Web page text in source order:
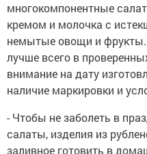
многокомпонентные
кремом и молочка с
немытые овощи и фрукты.
лучше всего в
внимание на дату
наличие маркировки и
- Чтобы не заболеть в
салаты, изделия из
заливное готовить в